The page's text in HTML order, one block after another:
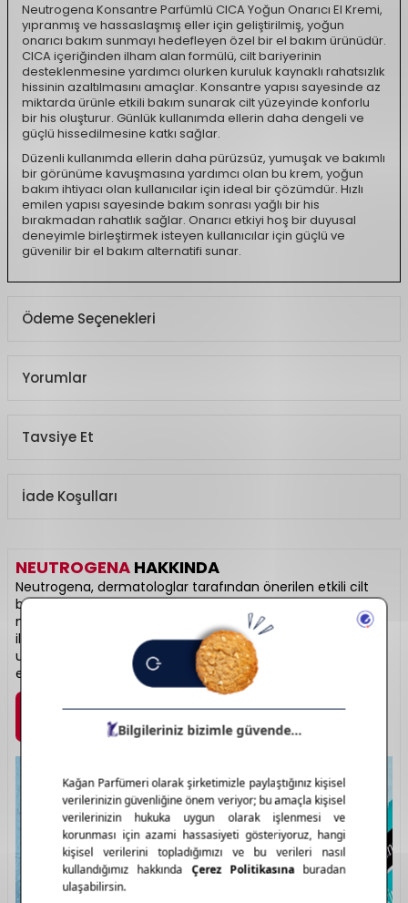
Neutrogena Konsantre Parfümlü CICA Yoğun Onarıcı El Kremi,
yıpranmış ve hassaslaşmış eller için geliştirilmiş, yoğun
onarıcı bakım sunmayı hedefleyen özel bir el bakım ürünüdür.
CICA içeriğinden ilham alan formülü, cilt bariyerinin
desteklenmesine yardımcı olurken kuruluk kaynaklı rahatsızlık
hissinin azaltılmasını amaçlar. Konsantre yapısı sayesinde az
miktarda ürünle etkili bakım sunarak cilt yüzeyinde konforlu
bir his oluşturur. Günlük kullanımda ellerin daha dengeli ve
güçlü hissedilmesine katkı sağlar.
Düzenli kullanımda ellerin daha pürüzsüz, yumuşak ve bakımlı
bir görünüme kavuşmasına yardımcı olan bu krem, yoğun
bakım ihtiyacı olan kullanıcılar için ideal bir çözümdür. Hızlı
emilen yapısı sayesinde bakım sonrası yağlı bir his
bırakmadan rahatlık sağlar. Onarıcı etkiyi hoş bir duyusal
deneyimle birleştirmek isteyen kullanıcılar için güçlü ve
güvenilir bir el bakım alternatifi sunar.
Ödeme Seçenekleri
Yorumlar
Tavsiye Et
İade Koşulları
NEUTROGENA HAKKINDA
Neutrogena, dermatologlar tarafından önerilen etkili cilt
bakım çözümleriyle dünya çapında güven kazanmış bir
markadır. “Hydro Boost” ve “Norwegian Formula” gibi serileri
ile cildi derinlemesine nemlendirir ve onarır. Hassas ciltlere
uygun, klinik testlerden geçmiş ürünleriyle her yaşa hitap
eder. Bilimsel cilt bakımının öncüsüdür.
Marka Detayı